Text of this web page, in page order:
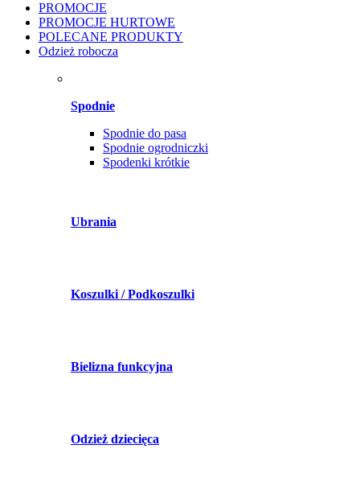
PROMOCJE
PROMOCJE HURTOWE
POLECANE PRODUKTY
Odzież robocza
Spodnie
Spodnie do pasa
Spodnie ogrodniczki
Spodenki krótkie
Ubrania
Koszulki / Podkoszulki
Bielizna funkcyjna
Odzież dziecięca